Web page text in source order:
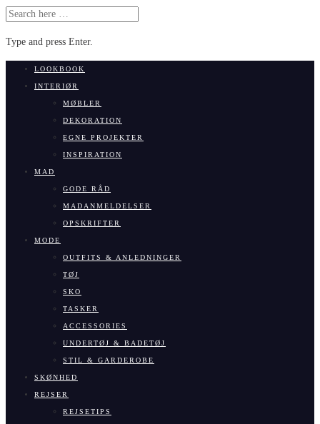
SEARCH
Type and press Enter.
LOOKBOOK
INTERIØR
MØBLER
DEKORATION
EGNE PROJEKTER
INSPIRATION
MAD
GODE RÅD
MADANMELDELSER
OPSKRIFTER
MODE
OUTFITS & ANLEDNINGER
TØJ
SKO
TASKER
ACCESSORIES
UNDERTØJ & BADETØJ
STIL & GARDEROBE
SKØNHED
REJSER
REJSETIPS